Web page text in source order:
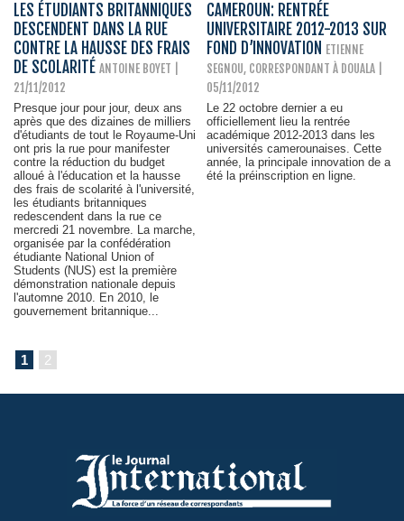
LES ÉTUDIANTS BRITANNIQUES
DESCENDENT DANS LA RUE
CONTRE LA HAUSSE DES FRAIS
DE SCOLARITÉ ANTOINE BOYET
21/11/2012
Presque jour pour jour, deux ans
après que des dizaines de milliers
d'étudiants de tout le Royaume-Uni
ont pris la rue pour manifester
contre la réduction du budget
alloué à l'éducation et la hausse
des frais de scolarité à l'université,
les étudiants britanniques
redescendent dans la rue ce
mercredi 21 novembre. La marche,
organisée par la confédération
étudiante National Union of
Students (NUS) est la première
démonstration nationale depuis
l'automne 2010. En 2010, le
gouvernement britannique...
CAMEROUN: RENTRÉE
UNIVERSITAIRE 2012-2013 SUR
FOND D’INNOVATION ETIENNE
SEGNOU, CORRESPONDANT À DOUALA
05/11/2012
Le 22 octobre dernier a eu
officiellement lieu la rentrée
académique 2012-2013 dans les
universités camerounaises. Cette
année, la principale innovation de a
été la préinscription en ligne.
1 2